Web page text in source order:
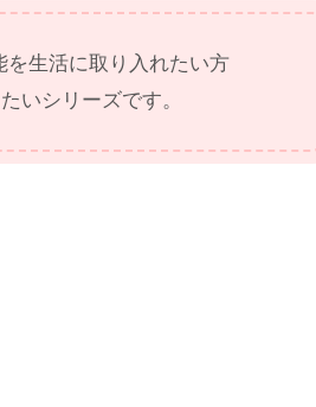
生活に取り入れたい方
いシリーズです。